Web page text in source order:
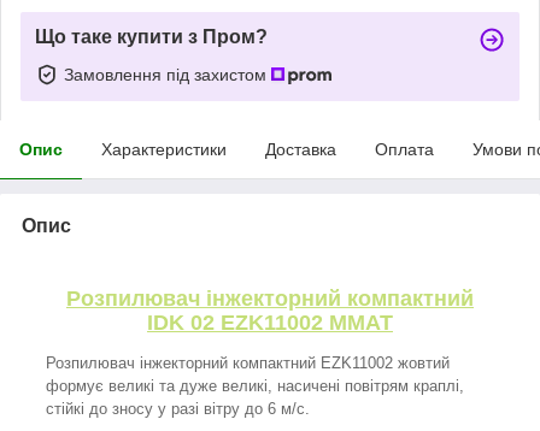
Що таке купити з Пром?
Замовлення під захистом
Опис Характеристики Доставка Оплата Умови
Опис
Розпилювач інжекторний компактний
IDK 02 EZK11002 ММАТ
Розпилювач інжекторний компактний EZK11002 жовтий
формує великі та дуже великі, насичені повітрям краплі,
стійкі до зносу у разі вітру до 6 м/с.